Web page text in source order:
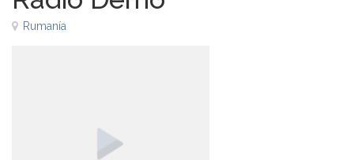
Rumanía